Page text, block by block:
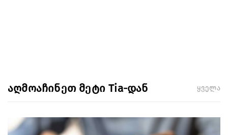
აღმოაჩინეთ მეტი Tia-დან ყველა